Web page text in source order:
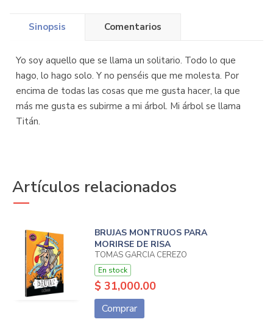
Sinopsis Comentarios
Yo soy aquello que se llama un solitario. Todo lo que
hago, lo hago solo. Y no penséis que me molesta. Por
encima de todas las cosas que me gusta hacer, la que
más me gusta es subirme a mi árbol. Mi árbol se llama
Titán.
Artículos relacionados
BRUJAS MONTRUOS PARA
MORIRSE DE RISA
TOMAS GARCIA CEREZO
En stock
$ 31,000.00
Comprar